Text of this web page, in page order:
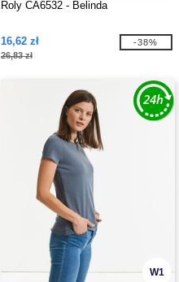
Roly CA6532 - Belinda
16,62 zł
26,83 zł
-38%
W1